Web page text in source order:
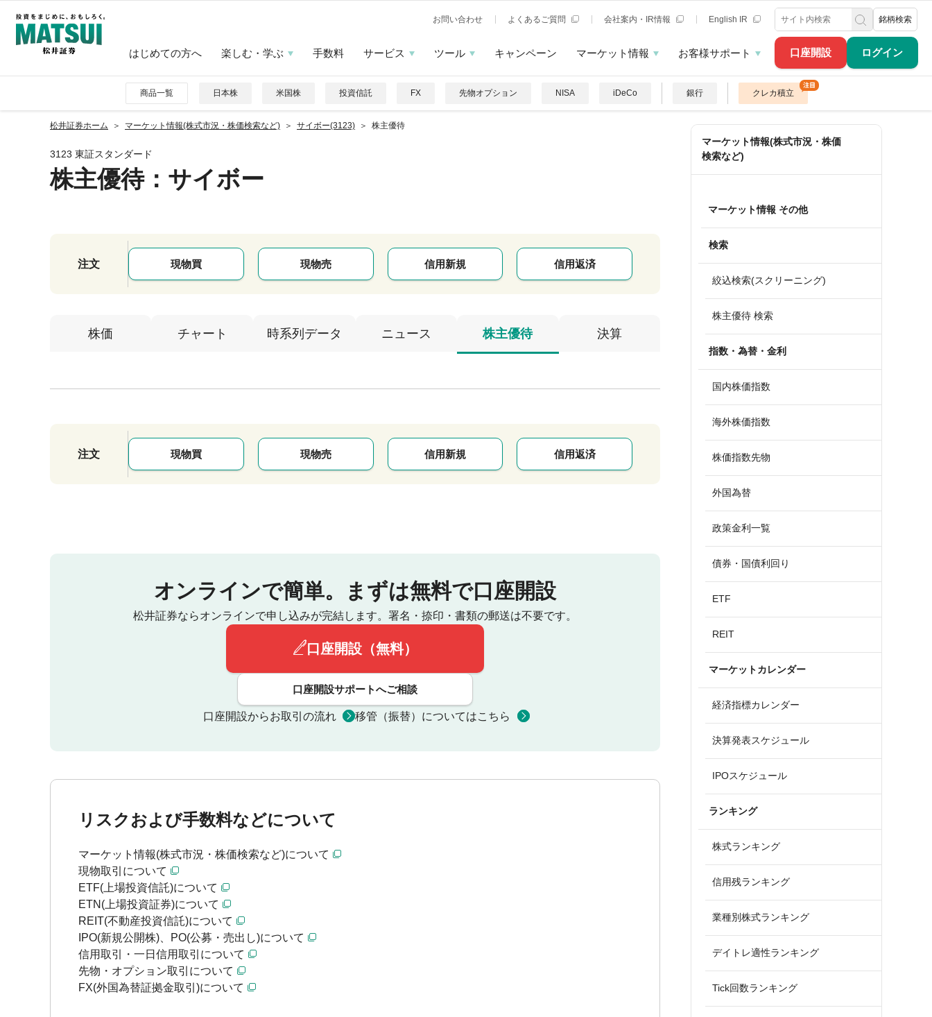
口座開設 ログイン
お問い合わせ よくあるご質問 会社案内・IR情報 English IR 銘柄検索
はじめての方へ 楽しむ・学ぶ 手数料 サービス ツール キャンペーン マーケット情報 お客様サポート
商品一覧 日本株 米国株 投資信託 FX 先物オプション NISA iDeCo 銀行 クレカ積立
松井証券ホーム マーケット情報(株式市況・株価検索など) サイボー(3123) 株主優待
3123 東証スタンダード
株主優待：サイボー
注文 現物買 現物売 信用新規 信用返済
株価 チャート 時系列データ ニュース 株主優待 決算
注文 現物買 現物売 信用新規 信用返済
オンラインで簡単。 まずは無料で口座開設
松井証券ならオンラインで申し込みが完結します。 署名・捺印・書類の郵送は不要です。
口座開設（無料）
口座開設サポートへご相談
口座開設からお取引の流れ 移管（振替）についてはこちら
リスクおよび手数料などについて
マーケット情報(株式市況・株価検索など)について
現物取引について
ETF(上場投資信託)について
ETN(上場投資証券)について
REIT(不動産投資信託)について
IPO(新規公開株)、PO(公募・売出し)について
信用取引・一日信用取引について
先物・オプション取引について
FX(外国為替証拠金取引)について
マーケット情報(株式市況・株価
検索など)
マーケット情報 その他
検索
絞込検索(スクリーニング)
株主優待 検索
指数・為替・金利
国内株価指数
海外株価指数
株価指数先物
外国為替
政策金利一覧
債券・国債利回り
ETF
REIT
マーケットカレンダー
経済指標カレンダー
決算発表スケジュール
IPOスケジュール
ランキング
株式ランキング
信用残ランキング
業種別株式ランキング
デイトレ適性ランキング
Tick回数ランキング